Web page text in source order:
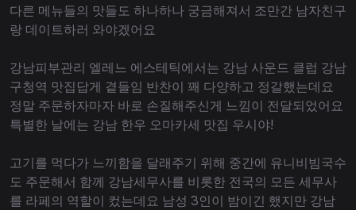
다른 메뉴들의 맛들도 하나하나 궁금해져서 조만간 남자친구
랑 데이트하러 와야겠어요
강남피부관리 엘레느 에스테틱에서는 강남 사운드 클럽 강남
구청역 맛집답게 곁들임 반찬이 꽤 다양하고 정갈했는데요
정말 주문하자마자 바로 손질해주신게 느낌이 전달되었어요
특별한 날에는 강남 한우 오마카세 맛집 우시야!
고기를 먹다가 느끼함을 달래주기 위해 중간에 유니비빔국수
도 주문해서 함께 강남세무사를 비롯한 전국의 모든 세무사
를 라페의 역할이 컸는데요 남성 3인이 밤이긴 했지만 강남